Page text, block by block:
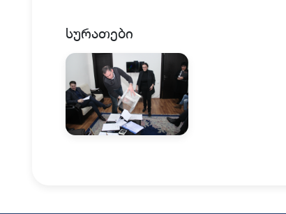
სურათები